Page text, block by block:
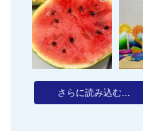
さらに読み込む...